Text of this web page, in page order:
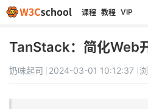
课程 教程 VIP
TanStack：简化Web
奶味起司 2024-03-01 10:12:37